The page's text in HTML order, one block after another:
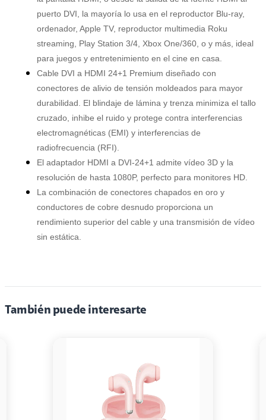
puerto DVI, la mayoría lo usa en el reproductor Blu-ray,
ordenador, Apple TV, reproductor multimedia Roku
streaming, Play Station 3/4, Xbox One/360, o y más, ideal
para juegos y entretenimiento en el cine en casa.
Cable DVI a HDMI 24+1 Premium diseñado con
conectores de alivio de tensión moldeados para mayor
durabilidad. El blindaje de lámina y trenza minimiza el tallo
cruzado, inhibe el ruido y protege contra interferencias
electromagnéticas (EMI) y interferencias de
radiofrecuencia (RFI).
El adaptador HDMI a DVI-24+1 admite vídeo 3D y la
resolución de hasta 1080P, perfecto para monitores HD.
La combinación de conectores chapados en oro y
conductores de cobre desnudo proporciona un
rendimiento superior del cable y una transmisión de vídeo
sin estática.
También puede interesarte